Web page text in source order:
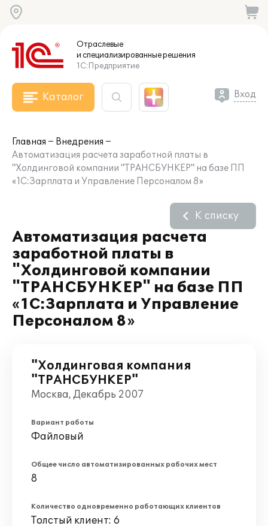
Отраслевые
и специализированныерешения
1С:Предприятие
Каталог Вход
Главная
Внедрения
Автоматизация расчета заработной платы в
"Холдинговой компании "ТРАНСБУНКЕР" на базе ПП
«1С:Зарплата и Управление Персоналом 8»
Автоматизация расчета
заработной платы в
"Холдинговой компании
"ТРАНСБУНКЕР" на базе ПП
«1С:Зарплата и Управление
Персоналом 8»
К списку
"Холдинговая компания
"ТРАНСБУНКЕР"
Москва, Декабрь 2007
Вариант работы
Файловый
Общее число автоматизированных рабочих мест
8
Количество одновременно работающих клиентов
Толстый клиент: 6